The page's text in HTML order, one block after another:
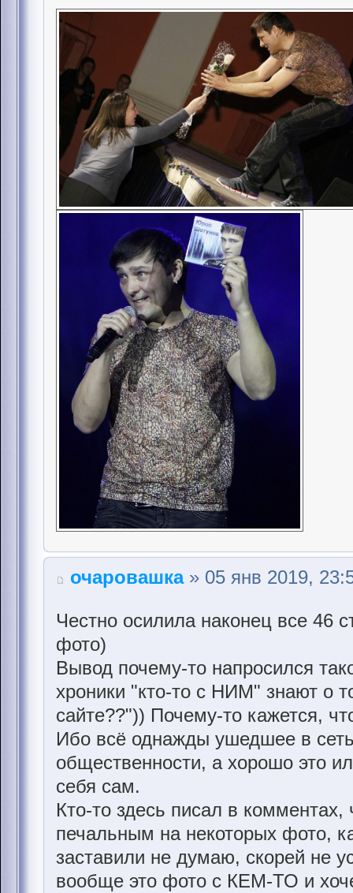
очаровашка» 05 янв 2019,
Честно осилила наконец все 46
фото)
Вывод почему-то напросился
хроники "кто-то с НИМ" знают о
сайте??")) Почему-то кажется,
Ибо всё однажды ушедшее в
общественности, а хорошо это
себя сам.
Кто-то здесь писал в
печальным на некоторых фото,
заставили не думаю, скорей не
вообще это фото с КЕМ-ТО и